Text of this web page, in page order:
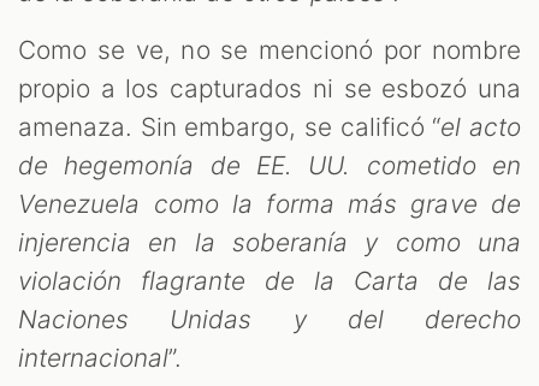
Como se ve, no se mencionó por nombre
propio a los capturados ni se esbozó una
amenaza. Sin embargo, se calificó “el acto
de hegemonía de EE. UU. cometido en
Venezuela como la forma más grave de
injerencia en la soberanía y como una
violación flagrante de la Carta de las
Naciones Unidas y del derecho
internacional”.